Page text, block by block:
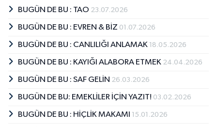
BUGÜN DE BU : TAO 23.07.2026
BUGÜN DE BU : EVREN & BİZ 01.07.2026
BUGÜN DE BU : CANLILIĞI ANLAMAK 18.05.2026
BUGÜN DE BU : KAYIĞI ALABORA ETMEK 24.04.2026
BUGÜN DE BU : SAF GELİN 26.03.2026
BUGÜN DE BU: EMEKLİLER İÇİN YAZIT! 03.02.2026
BUGÜN DE BU : HİÇLİK MAKAMI 15.01.2026